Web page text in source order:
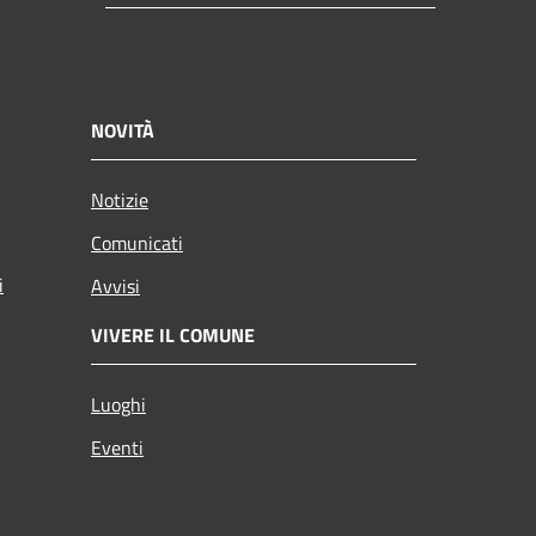
NOVITÀ
Notizie
Comunicati
Avvisi
VIVERE IL COMUNE
Luoghi
Eventi